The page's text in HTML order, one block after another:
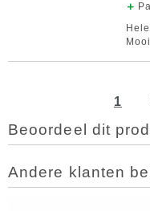
1
Beoordeel dit
Andere klanten